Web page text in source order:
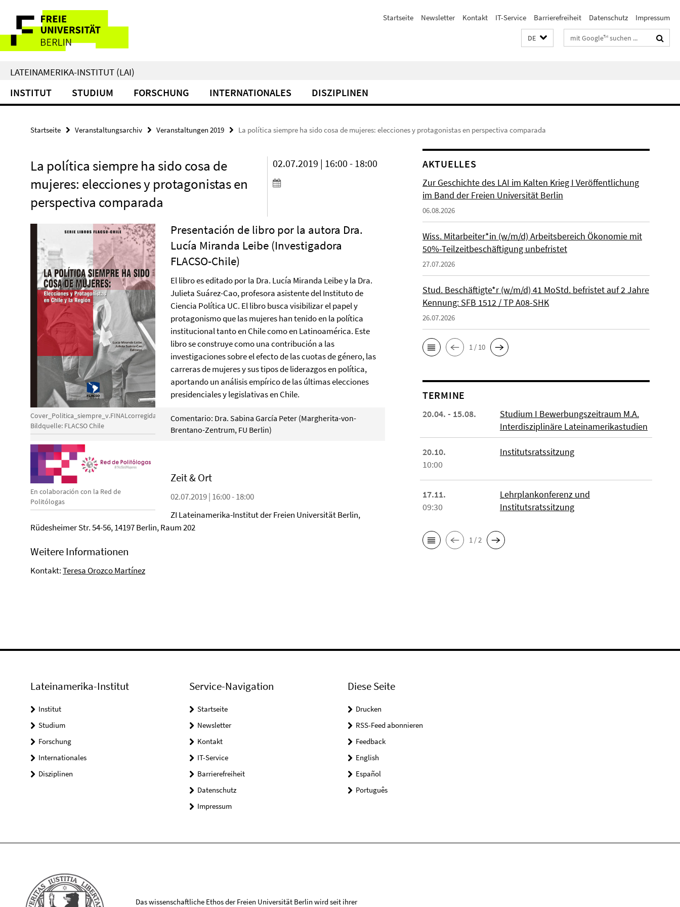
direkt
Inhalt
Service-
Navigation
Startseite Newsletter Kontakt IT-Service Barrierefreiheit Datenschutz Impressum
DE Suchbegriffe
LATEINAMERIKA-INSTITUT (LAI)
INSTITUT STUDIUM FORSCHUNG INTERNATIONALES DISZIPLINEN
Startseite Veranstaltungsarchiv Veranstaltungen 2019 La política siempre ha sido cosa de mujeres: elecciones y protagonistas en perspectiva comparada
La política siempre ha sido cosa de
mujeres: elecciones y protagonistas en
perspectiva comparada
02.07.2019 | 16:00 - 18:00
Cover_Politica_siempre_v.FINALcorregida
Bildquelle: FLACSO Chile
En colaboración con la Red de
Politólogas
Presentación de libro por la autora Dra.
Lucía Miranda Leibe (Investigadora
FLACSO-Chile)
El libro es editado por la Dra. Lucía Miranda Leibe y la Dra.
Julieta Suárez-Cao, profesora asistente del Instituto de
Ciencia Política UC. El libro busca visibilizar el papel y
protagonismo que las mujeres han tenido en la política
institucional tanto en Chile como en Latinoamérica. Este
libro se construye como una contribución a las
investigaciones sobre el efecto de las cuotas de género, las
carreras de mujeres y sus tipos de liderazgos en política,
aportando un análisis empírico de las últimas elecciones
presidenciales y legislativas en Chile.
Comentario: Dra. Sabina García Peter (Margherita-von-
Brentano-Zentrum, FU Berlin)
Zeit & Ort
02.07.2019 | 16:00 - 18:00
ZI Lateinamerika-Institut der Freien Universität Berlin,
Rüdesheimer Str. 54-56, 14197 Berlin, Raum 202
Weitere Informationen
Kontakt:Teresa Orozco Martínez
AKTUELLES
Zur Geschichte des LAI im Kalten Krieg I Veröffentlichung
im Band der Freien Universität Berlin
06.08.2026
Wiss. Mitarbeiter*in (w/m/d) Arbeitsbereich Ökonomie mit
50%-Teilzeitbeschäftigung unbefristet
27.07.2026
Stud. Beschäftigte*r (w/m/d) 41 MoStd. befristet auf 2 Jahre
Kennung: SFB 1512 / TP A08-SHK
26.07.2026
1 / 10
TERMINE
20.04. - 15.08.
Studium I Bewerbungszeitraum M.A.
Interdisziplinäre Lateinamerikastudien
20.10.
10:00
Institutsratssitzung
17.11.
09:30
Lehrplankonferenz und
Institutsratssitzung
1 / 2
Lateinamerika-Institut
Institut
Studium
Forschung
Internationales
Disziplinen
Service-Navigation
Startseite
Newsletter
Kontakt
IT-Service
Barrierefreiheit
Datenschutz
Impressum
Diese Seite
Drucken
RSS-Feed abonnieren
Feedback
English
Español
Português
Das wissenschaftliche Ethos der Freien Universität Berlin wird seit ihrer